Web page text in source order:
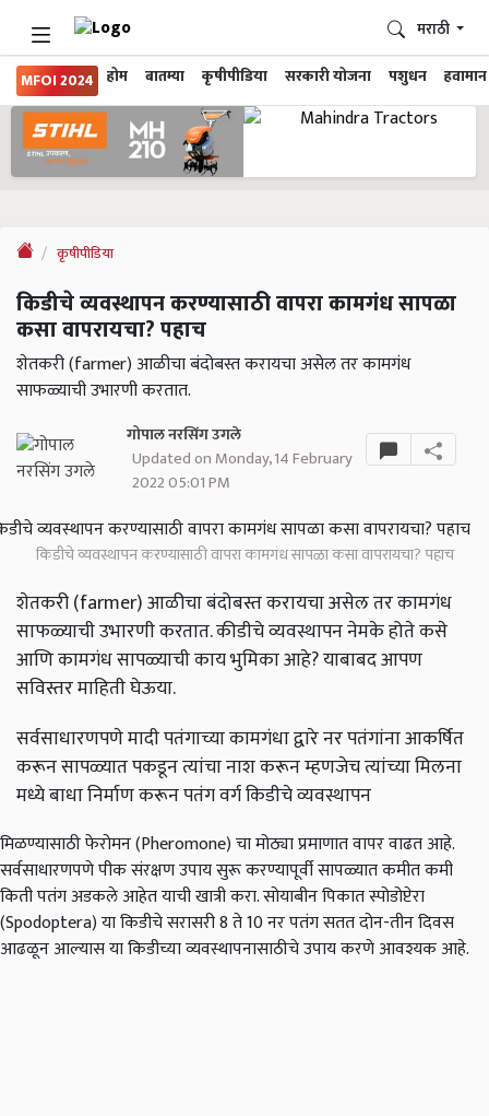
MFOI 2024 होम बातम्या कृषीपीडिया सरकारी योजना पशुधन हवामान
मराठी
कृषीपीडिया
किडीचे व्यवस्थापन करण्यासाठी वापरा कामगंध सापळा
कसा वापरायचा? पहाच
शेतकरी (farmer) आळीचा बंदोबस्त करायचा असेल तर कामगंध
साफळ्याची उभारणी करतात.
गोपाल नरसिंग उगले
Updated on Monday, 14 February
2022 05:01 PM
किडीचे व्यवस्थापन करण्यासाठी वापरा कामगंध सापळा कसा वापरायचा? पहाच
शेतकरी (farmer) आळीचा बंदोबस्त करायचा असेल तर कामगंध
साफळ्याची उभारणी करतात. कीडीचे व्यवस्थापन नेमके होते कसे
आणि कामगंध सापळ्याची काय भुमिका आहे? याबाबद आपण
सविस्तर माहिती घेऊया.
सर्वसाधारणपणे मादी पतंगाच्या कामगंधा द्वारे नर पतंगांना आकर्षित
करून सापळ्यात पकडून त्यांचा नाश करून म्हणजेच त्यांच्या मिलना
मध्ये बाधा निर्माण करून पतंग वर्ग किडीचे व्यवस्थापन
मिळण्यासाठी फेरोमन (Pheromone) चा मोठ्या प्रमाणात वापर वाढत आहे.
सर्वसाधारणपणे पीक संरक्षण उपाय सुरू करण्यापूर्वी सापळ्यात कमीत कमी
किती पतंग अडकले आहेत याची खात्री करा. सोयाबीन पिकात स्पोडोप्टेरा
(Spodoptera) या किडीचे सरासरी 8 ते 10 नर पतंग सतत दोन-तीन दिवस
आढळून आल्यास या किडीच्या व्यवस्थापनासाठीचे उपाय करणे आवश्यक आहे.